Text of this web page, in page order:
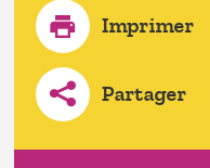
Imprimer
Partager